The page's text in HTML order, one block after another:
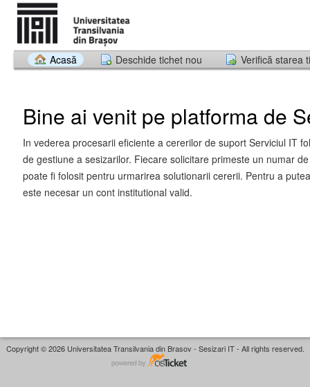
Acasă Deschide tichet nou Verifică starea
Bine ai venit pe platforma de
In vederea procesarii eficiente a cererilor de suport Serviciul IT
de gestiune a sesizarilor. Fiecare solicitare primeste un numar
poate fi folosit pentru urmarirea solutionarii cererii. Pentru a
este necesar un cont institutional valid.
Copyright © 2026 Universitatea Transilvania din Brasov - Sesizari IT - All rights reserved.